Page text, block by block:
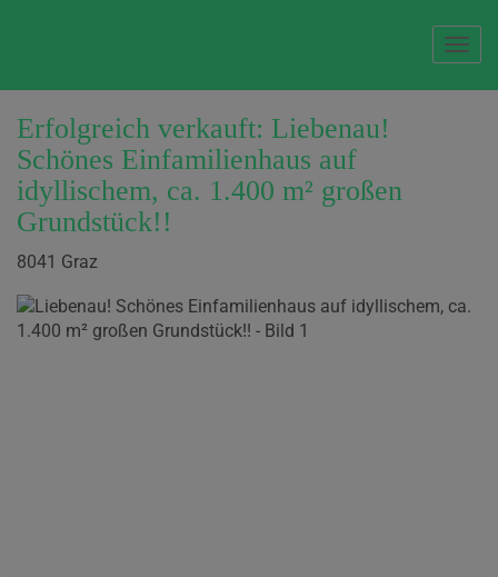
Erfolgreich verkauft: Liebenau!
Schönes Einfamilienhaus auf
idyllischem, ca. 1.400 m² großen
Grundstück!!
8041 Graz